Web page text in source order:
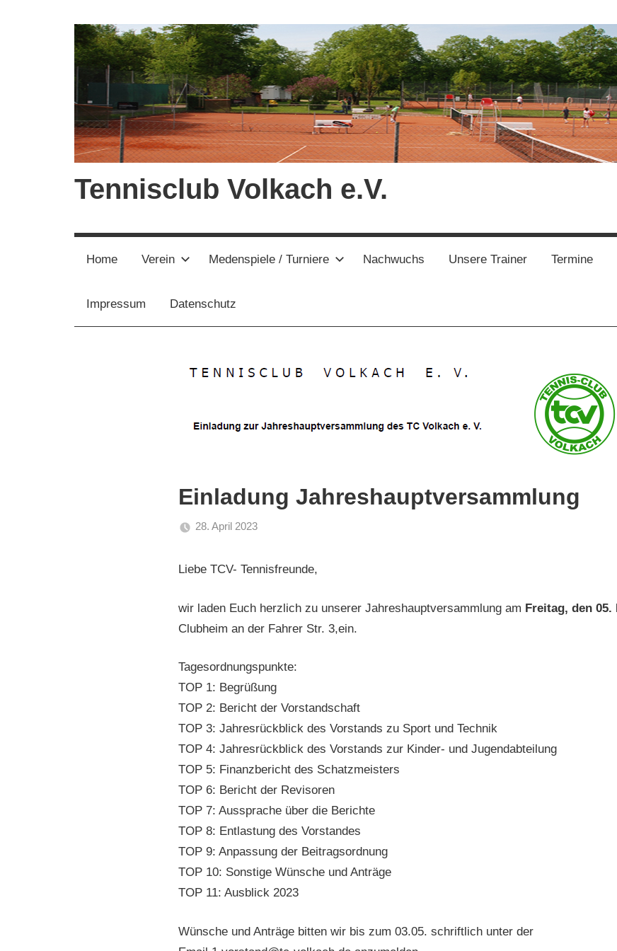
Tennisclub Volkach e.V.
Home Verein Medenspiele / Turniere Nachwuchs Unsere Trainer Termine
Impressum Datenschutz
Einladung Jahreshauptversammlung
28. April 2023
Liebe TCV- Tennisfreunde,
wir laden Euch herzlich zu unserer Jahreshauptversammlung am Freitag, den 05.
Clubheim an der Fahrer Str. 3,ein.
Tagesordnungspunkte:
TOP 1: Begrüßung
TOP 2: Bericht der Vorstandschaft
TOP 3: Jahresrückblick des Vorstands zu Sport und Technik
TOP 4: Jahresrückblick des Vorstands zur Kinder- und Jugendabteilung
TOP 5: Finanzbericht des Schatzmeisters
TOP 6: Bericht der Revisoren
TOP 7: Aussprache über die Berichte
TOP 8: Entlastung des Vorstandes
TOP 9: Anpassung der Beitragsordnung
TOP 10: Sonstige Wünsche und Anträge
TOP 11: Ausblick 2023
Wünsche und Anträge bitten wir bis zum 03.05. schriftlich unter der